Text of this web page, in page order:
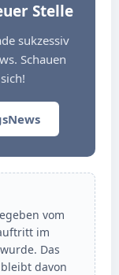
Stelle
sukzessiv
Schauen
vom
im
Das
davon